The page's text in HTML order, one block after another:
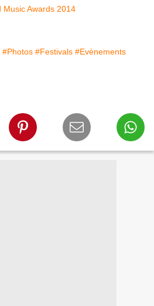
#Photos #Festivals #Evènements